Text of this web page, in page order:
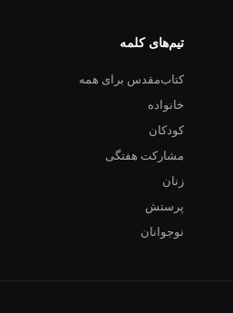
تیم‌های کلمه
کتاب‌مقدس برای همه
خانواده
کودکان
مشارکت هفتگی
زنان
پرستش
نوجوانان